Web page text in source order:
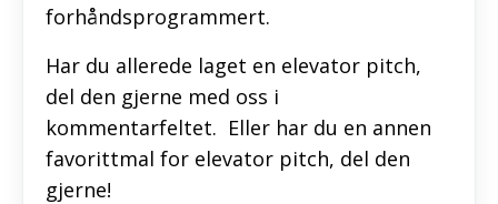
forhåndsprogrammert.
Har du allerede laget en elevator pitch,
del den gjerne med oss i
kommentarfeltet. Eller har du en annen
favorittmal for elevator pitch, del den
gjerne!